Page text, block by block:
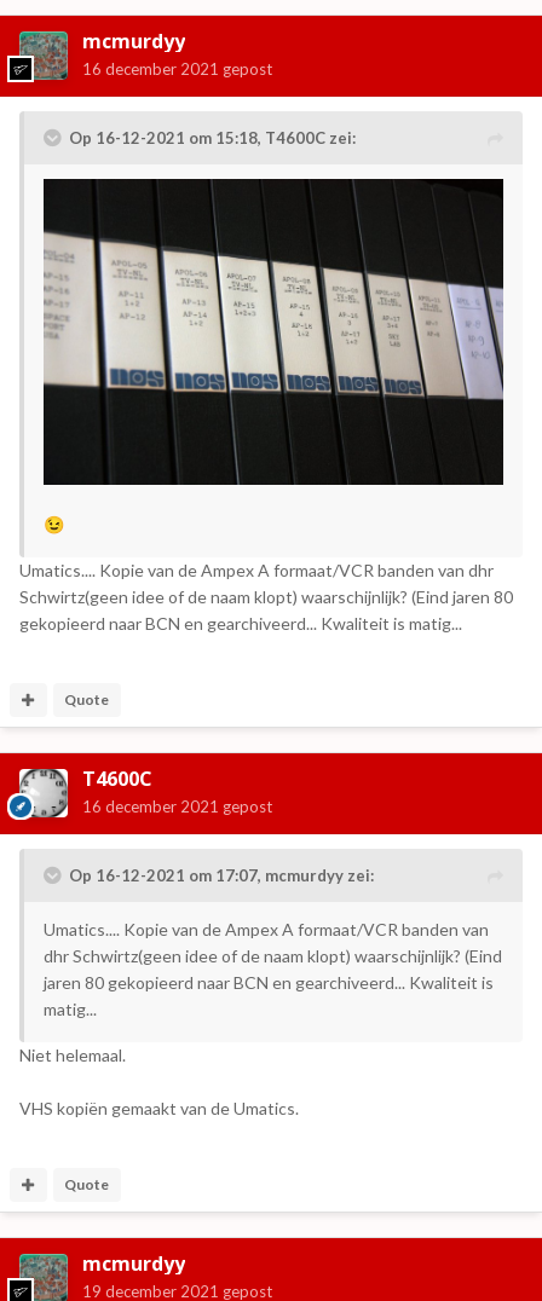
mcmurdyy
16 december 2021 gepost
Op 16-12-2021 om 15:18, T4600C zei:
😉
Umatics.... Kopie van de Ampex A formaat/VCR banden van dhr
Schwirtz(geen idee of de naam klopt) waarschijnlijk? (Eind jaren 80
gekopieerd naar BCN en gearchiveerd... Kwaliteit is matig...
Quote
T4600C
16 december 2021 gepost
Op 16-12-2021 om 17:07, mcmurdyy zei:
Umatics.... Kopie van de Ampex A formaat/VCR banden van
dhr Schwirtz(geen idee of de naam klopt) waarschijnlijk? (Eind
jaren 80 gekopieerd naar BCN en gearchiveerd... Kwaliteit is
matig...
Niet helemaal.
VHS kopiën gemaakt van de Umatics.
Quote
mcmurdyy
19 december 2021 gepost